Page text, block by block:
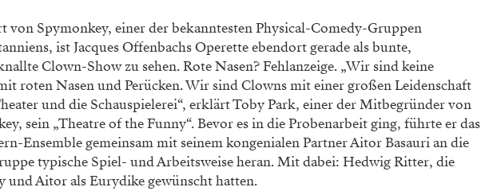
von Spymonkey, einer der bekanntesten Physical-Comedy-Gruppen
ist Jacques Offenbachs Operette ebendort gerade als bunte,
Clown-Show zu sehen. Rote Nasen? Fehlanzeige. „Wir sind keine
roten Nasen und Perücken. Wir sind Clowns mit einer großen Leidenschaft
und die Schauspielerei“, erklärt Toby Park, einer der Mitbegründer von
sein „Theatre of the Funny“. Bevor es in die Probenarbeit ging, führte er das
Ensemble gemeinsam mit seinem kongenialen Partner Aitor Basauri an die
typische Spiel- und Arbeitsweise heran. Mit dabei: Hedwig Ritter, die
und Aitor als Eurydike gewünscht hatten.